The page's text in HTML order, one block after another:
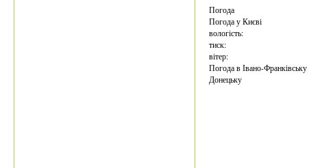
Погода
Погода уКиєві
вологість:
тиск:
вітер:
Погода в Івано-Франківську
Донецьку